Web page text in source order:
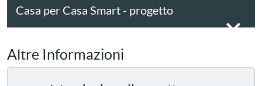
Casa per Casa Smart - progetto
Altre Informazioni